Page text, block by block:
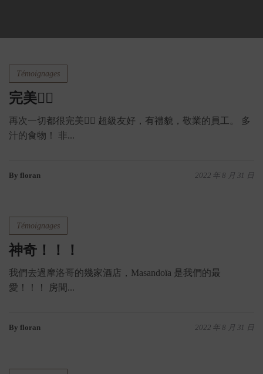
Témoignages
完美👌🏻
再次一切都很完美👌🏻 超級友好，有禮貌，敬業的員工。 多
汁的食物！ 非...
By floran 2022 年 8 月 31 日
Témoignages
神奇！！！
我們去過摩洛哥的幾家酒店，Masandoïa 是我們的最
愛！！！ 房間...
By floran 2022 年 8 月 31 日